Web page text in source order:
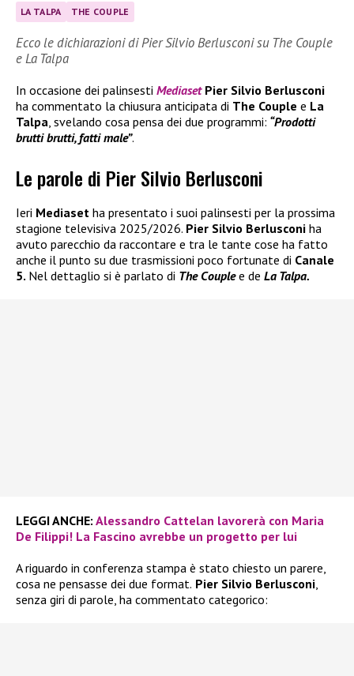
LA TALPA THE COUPLE
Ecco le dichiarazioni di Pier Silvio Berlusconi su The Couple
e La Talpa
In occasione dei palinsesti Mediaset Pier Silvio Berlusconi
ha commentato la chiusura anticipata di The Couple e La
Talpa, svelando cosa pensa dei due programmi: “Prodotti
brutti brutti, fatti male”.
Le parole di Pier Silvio Berlusconi
Ieri Mediaset ha presentato i suoi palinsesti per la prossima
stagione televisiva 2025/2026. Pier Silvio Berlusconi ha
avuto parecchio da raccontare e tra le tante cose ha fatto
anche il punto su due trasmissioni poco fortunate di Canale
5. Nel dettaglio si è parlato di The Couplee de La Talpa.
LEGGI ANCHE: Alessandro Cattelan lavorerà con Maria
De Filippi! La Fascino avrebbe un progetto per lui
A riguardo in conferenza stampa è stato chiesto un parere,
cosa ne pensasse dei due format. Pier Silvio Berlusconi
senza giri di parole, ha commentato categorico: